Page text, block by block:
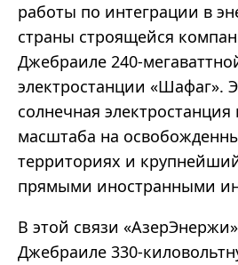
работы по интеграции в
страны строящейся
Джебраиле 240-
электростанции «Шафаг».
солнечная
масштаба на
территориях и
прямыми иностранными
В этой связи
Джебраиле 330-